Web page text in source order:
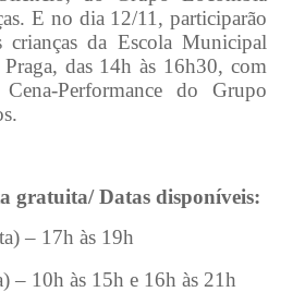
E no dia 12/11, participarão
crianças da Escola Municipal
das 14h às 16h30, com
Cena-Performance do Grupo
gratuita/ Datas disponíveis:
– 17h às 19h
– 10h às 15h e 16h às 21h